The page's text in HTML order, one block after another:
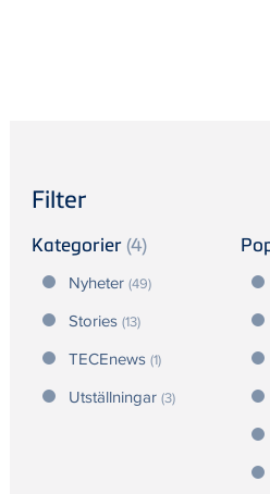
Filter
Kategorier (4)
Nyheter (49)
Stories (13)
TECEnews (1)
Utställningar (3)